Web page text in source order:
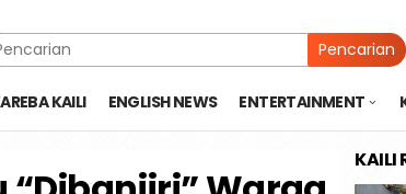
Pencarian
KAILI ENGLISH NEWS ENTERTAINMENT
KAILI